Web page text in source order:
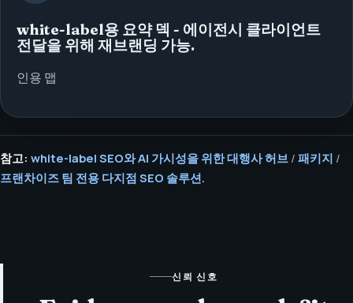
white-label용 요약 덱 - 에이전시 클라이언트
전달을 위해 재브랜딩 가능.
인용 맵
참고: white-label SEO와 AI 가시성을 위한 대행사 허브 / 패키지 /
프랜차이즈 팀 전용 다지점 SEO 솔루션.
신뢰 신호